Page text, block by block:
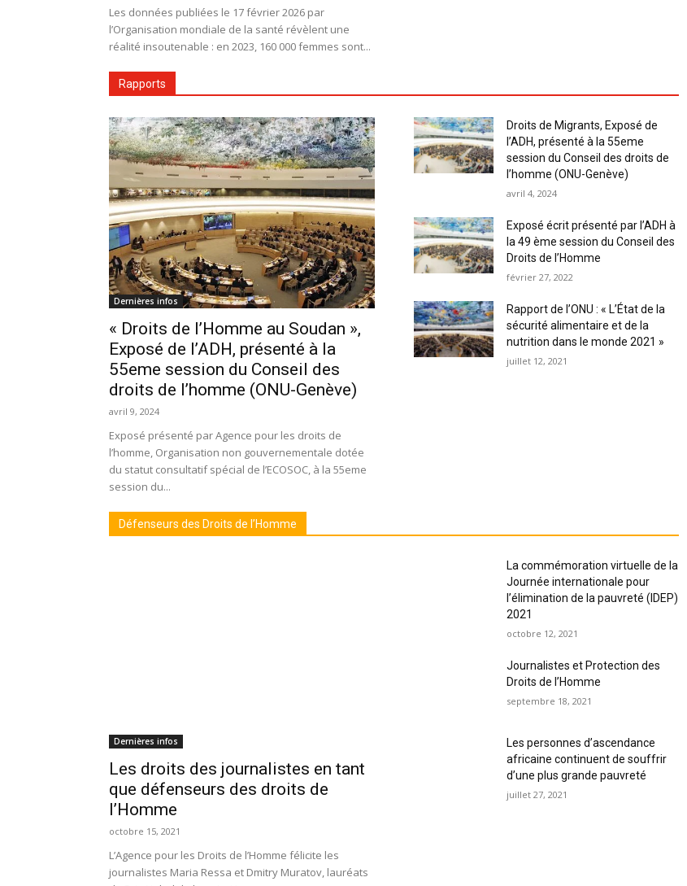
Les données publiées le 17 février 2026 par
l’Organisation mondiale de la santé révèlent une
réalité insoutenable : en 2023, 160 000 femmes sont...
Rapports
Dernières infos
« Droits de l’Homme au Soudan »,
Exposé de l’ADH, présenté à la
55eme session du Conseil des
droits de l’homme (ONU-Genève)
avril 9, 2024
Exposé présenté par Agence pour les droits de
l’homme, Organisation non gouvernementale dotée
du statut consultatif spécial de l’ECOSOC, à la 55eme
session du...
Droits de Migrants, Exposé de
l’ADH, présenté à la 55eme
session du Conseil des droits de
l’homme (ONU-Genève)
avril 4, 2024
Exposé écrit présenté par l’ADH à
la 49 ème session du Conseil des
Droits de l’Homme
février 27, 2022
Rapport de l’ONU : « L’État de la
sécurité alimentaire et de la
nutrition dans le monde 2021 »
juillet 12, 2021
Défenseurs des Droits de l’Homme
Dernières infos
Les droits des journalistes en tant
que défenseurs des droits de
l’Homme
octobre 15, 2021
L’Agence pour les Droits de l’Homme félicite les
journalistes Maria Ressa et Dmitry Muratov, lauréats
La commémoration virtuelle de la
Journée internationale pour
l’élimination de la pauvreté (IDEP)
2021
octobre 12, 2021
Journalistes et Protection des
Droits de l’Homme
septembre 18, 2021
Les personnes d’ascendance
africaine continuent de souffrir
d’une plus grande pauvreté
juillet 27, 2021